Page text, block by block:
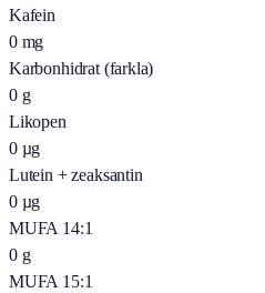
Kafein
0 mg
Karbonhidrat (farkla)
0 g
Likopen
0 µg
Lutein + zeaksantin
0 µg
MUFA 14:1
0 g
MUFA 15:1